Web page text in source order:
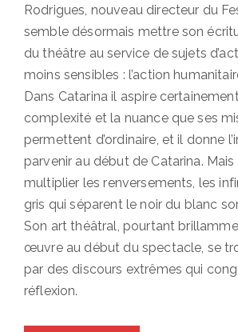
Rodrigues, nouveau directeur du
semble désormais mettre son
du théâtre au service de sujets
moins sensibles : l’action
Dans Catarina il aspire
complexité et la nuance que ses
permettent d’ordinaire, et il donne
parvenir au début de Catarina. Mais
multiplier les renversements, les
gris qui séparent le noir du blanc
Son art théâtral, pourtant
œuvre au début du spectacle, se
par des discours extrêmes qui
réflexion.